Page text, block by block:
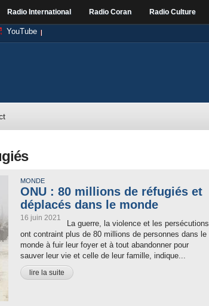
Radio International Radio Coran Radio Culture
YouTube
MONDE
ONU : 80 millions de réfugiés et
déplacés dans le monde
16 juin 2021
La guerre, la violence et les persécutions
ont contraint plus de 80 millions de personnes dans le
monde à fuir leur foyer et à tout abandonner pour
sauver leur vie et celle de leur famille, indique...
lire la suite